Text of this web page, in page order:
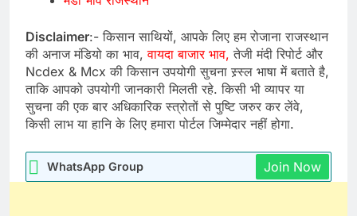
Disclaimer:- किसान साथियों, आपके लिए हम रोजाना राजस्थान
की अनाज मंडियो का भाव, वायदा बाजार भाव, तेजी मंदी रिपोर्ट और
Ncdex & Mcx की किसान उपयोगी सुचना स्र्स्ल भाषा में बताते है,
ताकि आपको उपयोगी जानकारी मिलती रहे. किसी भी व्यापर या
सुचना की एक बार अधिकारिक स्त्रोतों से पुष्टि जरुर कर लेंवे,
किसी लाभ या हानि के लिए हमारा पोर्टल जिम्मेदार नहीं होगा.
WhatsApp Group Join Now